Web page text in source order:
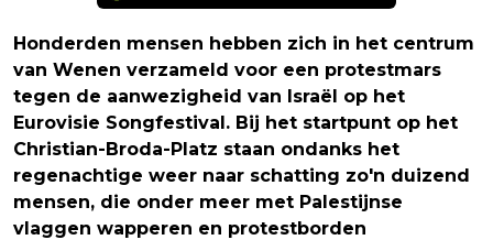
Honderden mensen hebben zich in het centrum
van Wenen verzameld voor een protestmars
tegen de aanwezigheid van Israël op het
Eurovisie Songfestival. Bij het startpunt op het
Christian-Broda-Platz staan ondanks het
regenachtige weer naar schatting zo'n duizend
mensen, die onder meer met Palestijnse
vlaggen wapperen en protestborden